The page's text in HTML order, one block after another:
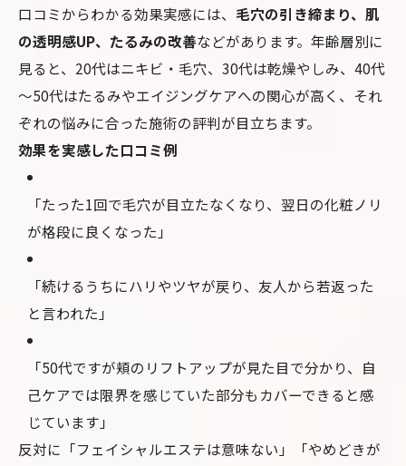
口コミからわかる効果実感には、 毛穴の引き締まり、肌
の透明感UP、たるみの改善などがあります。年齢層別に
見ると、20代はニキビ・毛穴、30代は乾燥やしみ、40代
～50代はたるみやエイジングケアへの関心が高く、それ
ぞれの悩みに合った施術の評判が目立ちます。
効果を実感した口コミ例
「たった1回で毛穴が目立たなくなり、翌日の化粧ノリ
が格段に良くなった」
「続けるうちにハリやツヤが戻り、友人から若返った
と言われた」
「50代ですが頬のリフトアップが見た目で分かり、自
己ケアでは限界を感じていた部分もカバーできると感
じています」
反対に「フェイシャルエステは意味ない」「やめどきが